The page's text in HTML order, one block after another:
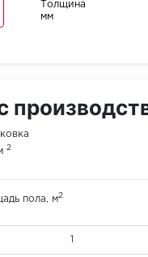
Толщина
мм
2
пола, м2